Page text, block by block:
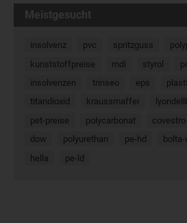
Meistgesucht
insolvenz pvc spritzguss
kunststoffpreise
mdi styrol
insolvenzen
trinseo eps
titandioxid
kraussmaffei
pet-preise
polycarbonat covestro
dow
polyurethan pe-hd
hella
pe-ld